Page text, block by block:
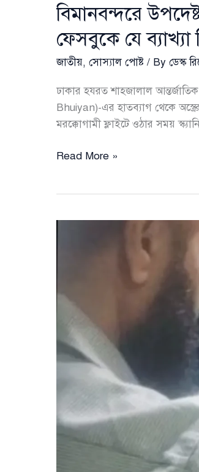
বিমানবন্দরে
ফেসবুকে যে ব্যাখ্যা
জাতীয়, সোস্যাল পোষ্ট / By ডেস্ক
ঢাকার হযরত শাহজালাল
Bhuiyan)-এর হাতব্যাগ থেকে
মরক্কোগামী ফ্লাইটে ওঠার সময়
বিমানবন্দরে
অস্ত্রের
দিলেন
Read More »